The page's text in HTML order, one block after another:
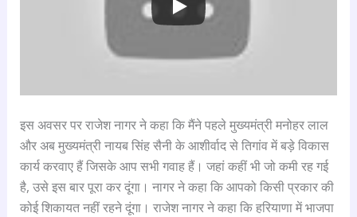
इस अवसर पर राजेश नागर ने कहा कि मैंने पहले मुख्यमंत्री मनोहर लाल
और अब मुख्यमंत्री नायब सिंह सैनी के आशीर्वाद से तिगांव में बड़े विकास
कार्य करवाए हैं जिसके आप सभी गवाह हैं। जहां कहीं भी जो कमी रह गई
है, उसे इस बार पूरा कर दूंगा। नागर ने कहा कि आपको किसी प्रकार की
कोई शिकायत नहीं रहने दूंगा। राजेश नागर ने कहा कि हरियाणा में भाजपा